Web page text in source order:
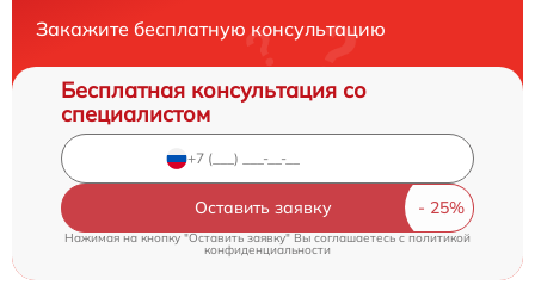
Закажите бесплатную консультацию
Бесплатная консультация со
специалистом
Оставить заявку
Нажимая на кнопку "Оставить заявку" Вы соглашаетесь cполитикой
конфиденциальности